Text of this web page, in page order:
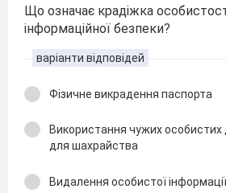
Що означає крадіжка
інформаційної безпеки?
варіанти відповідей
Фізичне викрадення паспорта
Використання чужих особистих
для шахрайства
Видалення особистої